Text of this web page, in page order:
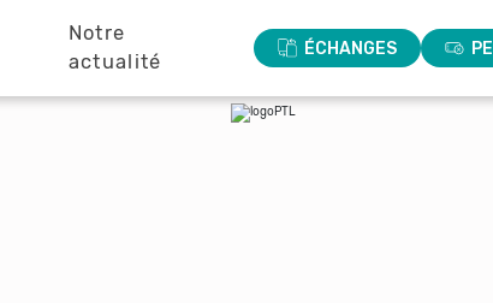
Notre
actualité
ÉCHANGES